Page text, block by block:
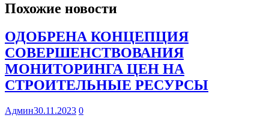
Похожие новости
ОДОБРЕНА КОНЦЕПЦИЯ
СОВЕРШЕНСТВОВАНИЯ
МОНИТОРИНГА ЦЕН НА
СТРОИТЕЛЬНЫЕ РЕСУРСЫ
Админ30.11.2023 0